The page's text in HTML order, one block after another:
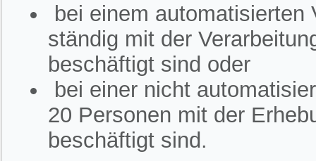
bei einem
ständig mit der
beschäftigt sind oder
bei einer nicht
20 Personen mit der
beschäftigt sind.